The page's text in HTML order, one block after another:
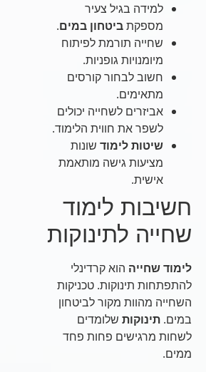
למידה בגיל צעיר
מספקתביטחון במים.
שחייה תורמת לפיתוח
מיומנויות גופניות.
חשוב לבחור קורסים
מתאימים.
אביזרים לשחייה יכולים
לשפר את חווית הלימוד.
שיטות לימודשונות
מציעות גישה מותאמת
אישית.
חשיבות לימוד
שחייה לתינוקות
לימוד שחייההוא קרדינלי
להתפתחות תינוקות. טכניקות
השחייה מהוות מקור לביטחון
במים.תינוקותשלומדים
לשחות מרגישים פחות פחד
ממים.